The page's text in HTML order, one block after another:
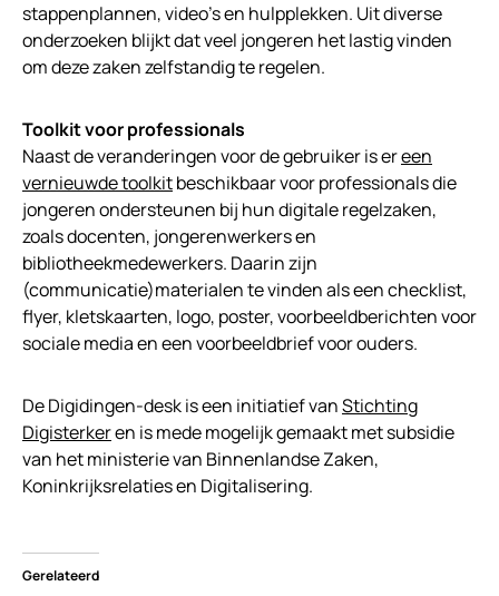
stappenplannen, video’s en hulpplekken. Uit diverse
onderzoeken blijkt dat veel jongeren het lastig vinden
om deze zaken zelfstandig te regelen.
Toolkit voor professionals
Naast de veranderingen voor de gebruiker is ereen
vernieuwde toolkitbeschikbaar voor professionals die
jongeren ondersteunen bij hun digitale regelzaken,
zoals docenten, jongerenwerkers en
bibliotheekmedewerkers. Daarin zijn
(communicatie)materialen te vinden als een checklist,
flyer, kletskaarten, logo, poster, voorbeeldberichten voor
sociale media en een voorbeeldbrief voor ouders.
De Digidingen-desk is een initiatief vanStichting
Digisterkeren is mede mogelijk gemaakt met subsidie
van het ministerie van Binnenlandse Zaken,
Koninkrijksrelaties en Digitalisering.
Gerelateerd